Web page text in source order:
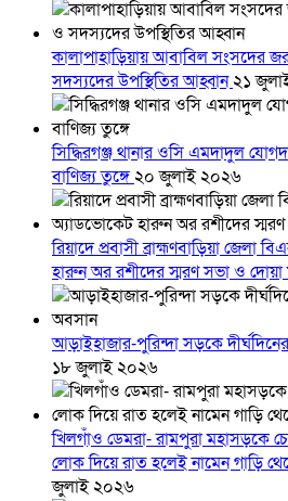
কালাপাহাড়িয়ায় আবাবিল সংসদের
সদস্যদের উপস্থিতির আহ্বান২১
সিদ্ধিরগঞ্জ থানার ওসি এমদাদুল
বাণিজ্য তুঙ্গে২০ জুলাই ২০২৬
রিয়াদে প্রবাসী ব্রাহ্মণবাড়িয়া
হারুন অর রশীদের স্মরণ সভা ও দোয়া
আড়াইহাজার-পুরিন্দা সড়কে
১৮ জুলাই ২০২৬
খিলগাঁও ডেমরা- রামপুরা মহাসড়কে
লোক দিয়ে রাত হলেই নামেন গাড়ি
জুলাই ২০২৬